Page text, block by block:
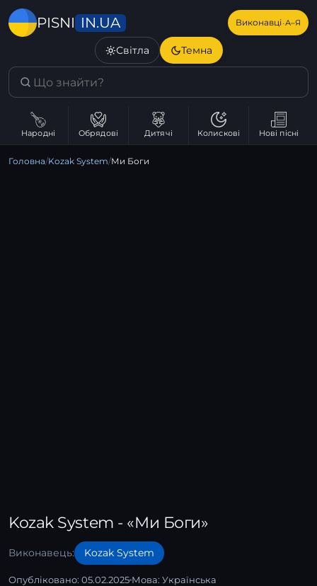
PISNI IN.UA Виконавці·А–Я
Світла Темна
Народні Обрядові Дитячі Колискові Нові пісні
Головна/Kozak System/Ми Боги
Kozak System - «Ми Боги»
Виконавець: Kozak System
Опубліковано: 05.02.2025 Мова: Українська